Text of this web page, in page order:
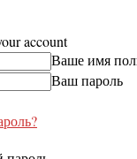
account
Ваше имя
Ваш пароль